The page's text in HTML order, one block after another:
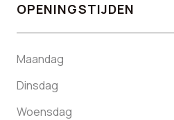
OPENINGSTIJDEN
Maandag
Dinsdag
Woensdag